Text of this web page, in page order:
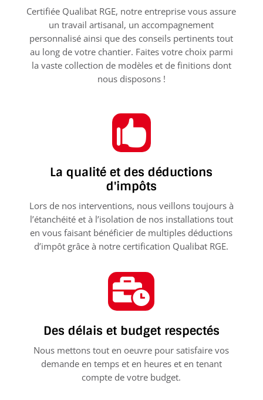
Certifiée Qualibat RGE, notre entreprise vous assure
un travail artisanal, un accompagnement
personnalisé ainsi que des conseils pertinents tout
au long de votre chantier. Faites votre choix parmi
la vaste collection de modèles et de finitions dont
nous disposons !

La qualité et des déductions
d'impôts
Lors de nos interventions, nous veillons toujours à
l’étanchéité et à l’isolation de nos installations tout
en vous faisant bénéficier de multiples déductions
d’impôt grâce à notre certification Qualibat RGE.

Des délais et budget respectés
Nous mettons tout en oeuvre pour satisfaire vos
demande en temps et en heures et en tenant
compte de votre budget.